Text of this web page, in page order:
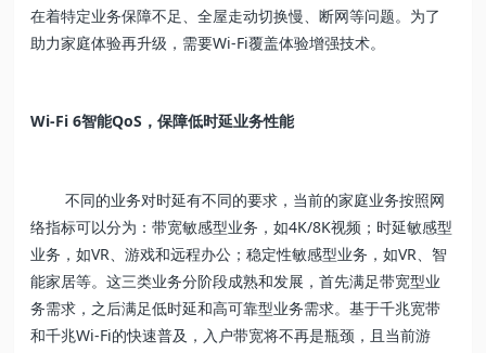
在着特定业务保障不足、全屋走动切换慢、断网等问题。为了
助力家庭体验再升级，需要Wi-Fi覆盖体验增强技术。
Wi-Fi 6智能QoS，保障低时延业务性能
不同的业务对时延有不同的要求，当前的家庭业务按照网
络指标可以分为：带宽敏感型业务，如4K/8K视频；时延敏感型
业务，如VR、游戏和远程办公；稳定性敏感型业务，如VR、智
能家居等。这三类业务分阶段成熟和发展，首先满足带宽型业
务需求，之后满足低时延和高可靠型业务需求。基于千兆宽带
和千兆Wi-Fi的快速普及，入户带宽将不再是瓶颈，且当前游